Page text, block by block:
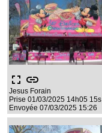
fullscreen link
Jesus Forain
Prise 01/03/2025 14h05 15s
Envoyée 07/03/2025 15:26